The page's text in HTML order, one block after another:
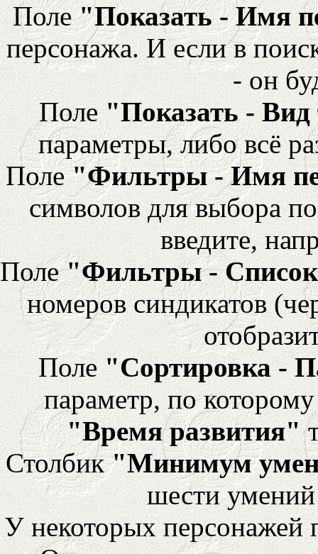
Поле"Показать - Имя
персонажа. И если в
- он
Поле "Показать -
параметры, либо всё
Поле"Фильтры - Имя
символов для выбора
введите,
Поле"Фильтры - Список
номеров синдикатов
Поле "Сортировка -
параметр, по
"Время развития"
Столбик"Минимум
шести
У некоторых персонажей